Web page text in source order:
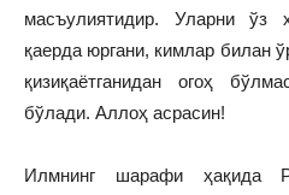
масъулиятидир. Уларни ўз
қаерда юргани, кимлар билан
қизиқаётганидан огоҳ
бўлади. Аллоҳ асрасин!
Илмнинг шарафи ҳақида